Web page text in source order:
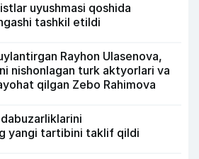
uyushmasi qoshida
tashkil etildi
Rayhon Ulasenova,
nishonlagan turk aktyorlari va
qilgan Zebo Rahimova
yangi tartibini taklif qildi